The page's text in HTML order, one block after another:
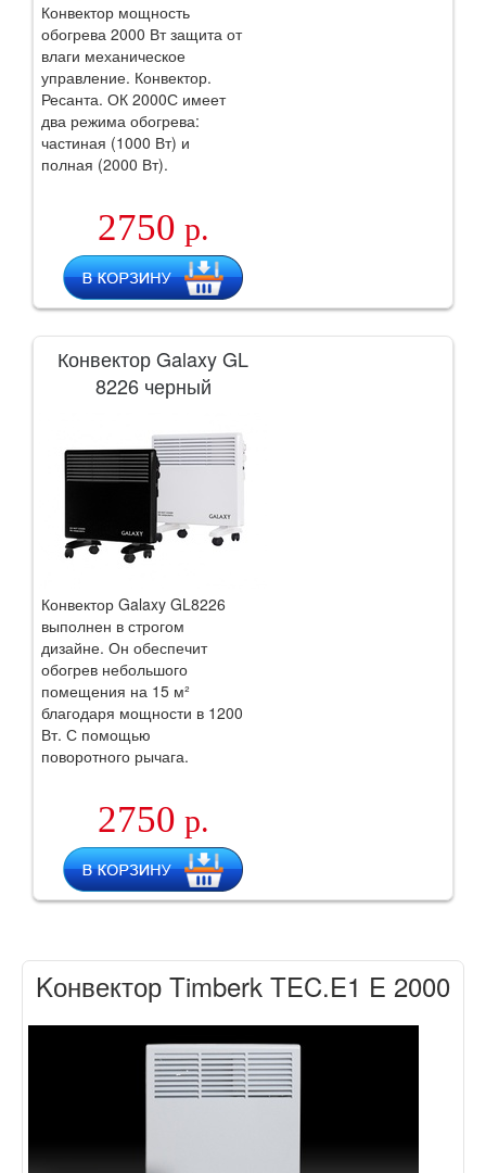
Конвектор мощность
обогрева 2000 Вт защита от
влаги механическое
управление. Конвектор.
Ресанта. ОК 2000С имеет
два режима обогрева:
частиная (1000 Вт) и
полная (2000 Вт).
2750 р.
Конвектор Galaxy GL
8226 черный
Конвектор Galaxy GL8226
выполнен в строгом
дизайне. Он обеспечит
обогрев небольшого
помещения на 15 м²
благодаря мощности в 1200
Вт. С помощью
поворотного рычага.
2750 р.
Kонвектор Timberk TEC.E1 E 2000